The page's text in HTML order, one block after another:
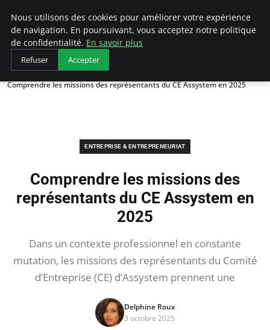
LECFCM
Accueil
Entreprise & Entrepreneuriat
Comprendre les missions des représentants du CE Assystem en 2025
ENTREPRISE & ENTREPRENEURIAT
Comprendre les missions des
représentants du CE Assystem en
2025
Dans un contexte professionnel en constante
mutation, les missions des représentants du Comité
d’Entreprise (CE) d’Assystem prennent une
Delphine Roux
3 octobre 2025
Nous utilisons des cookies pour améliorer votre expérience
de navigation. En poursuivant, vous acceptez notre politique
de confidentialité. En savoir plus
Refuser Accepter